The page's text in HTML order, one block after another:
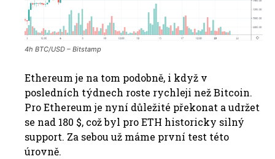
4h BTC/USD – Bitstamp
Ethereum je na tom podobně, i když v
posledních týdnech roste rychleji než Bitcoin.
Pro Ethereum je nyní důležité překonat a udržet
se nad 180 $, což byl pro ETH historicky silný
support. Za sebou už máme první test této
úrovně.